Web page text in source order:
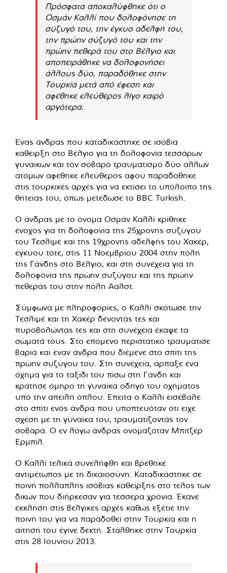
Πρόσφατα αποκαλύφθηκε ότι ο
Οσμάν Καλλί που δολοφόνησε τη
σύζυγό του, την έγκυο αδελφή του,
την πρώην σύζυγό του και την
πρώην πεθερά του στο Βέλγιο και
αποπειράθηκε να δολοφονήσει
άλλους δύο, παραδόθηκε στην
Τουρκία μετά από έφεση και
αφέθηκε ελεύθερος λίγο καιρό
αργότερα.
Ένας άνδρας που καταδικάστηκε σε ισόβια
κάθειρξη στο Βέλγιο για τη δολοφονία τεσσάρων
γυναικών και τον σοβαρό τραυματισμό δύο άλλων
ατόμων αφέθηκε ελεύθερος αφού παραδόθηκε
στις τουρκικές αρχές για να εκτίσει το υπόλοιπο της
θητείας του, όπως μετέδωσε το BBC Turkish.
Ο άνδρας με το όνομα Οσμάν Καλλί κρίθηκε
ένοχος για τη δολοφονία της 25χρονης συζύγου
του Τεσλιμέ και της 19χρονης αδελφής του Χακέρ,
έγκυου τότε, στις 11 Νοεμβρίου 2004 στην πόλη
της Γάνδης στο Βέλγιο, και στη συνέχεια για τη
δολοφονία της πρώην συζύγου και της πρώην
πεθεράς του στην πόλη Άαλστ.
Σύμφωνα με πληροφορίες, ο Καλλί σκότωσε την
Τεσλιμέ και τη Χακέρ δένοντάς τες και
πυροβολώντας τες και στη συνέχεια έκαψε τα
σώματά τους. Στο επόμενο περιστατικό τραυμάτισε
βαριά και έναν άνδρα που διέμενε στο σπίτι της
πρώην συζύγου του. Στη συνέχεια, άρπαξε ένα
όχημα για το ταξίδι του πίσω στη Γάνδη και
κράτησε όμηρο τη γυναίκα οδηγό του οχήματος
υπό την απειλή όπλου. Έπειτα ο Καλλί εισέβαλε
στο σπίτι ενός άνδρα που υποπτευόταν ότι είχε
σχέση με τη γυναίκα του, τραυματίζοντάς τον
σοβαρά. Ο εν λόγω άνδρας ονομαζόταν Μπιτζέρ
Ερμπίλ.
Ο Καλλί τελικά συνελήφθη και βρέθηκε
αντιμέτωπος με τη δικαιοσύνη. Καταδικάστηκε σε
ποινή πολλαπλής ισόβιας κάθειρξης στο τέλος των
δικών που διήρκεσαν για τέσσερα χρόνια. Έκανε
έκκληση στις βελγικές αρχές καθώς εξέτιε την
ποινή του για να παραδοθεί στην Τουρκία και η
αίτησή του έγινε δεκτή. Στάλθηκε στην Τουρκία
στις 28 Ιουνίου 2013.